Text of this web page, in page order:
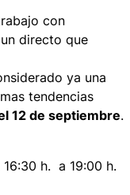
con
directo que
ya una
tendencias
12 de septiembre.
16:30 h. a 19:00 h.